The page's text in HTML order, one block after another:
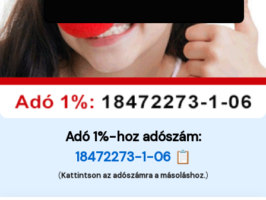
Adó 1%-hoz adószám:
18472273-1-06 📋
(Kattintson az adószámra a másoláshoz.)